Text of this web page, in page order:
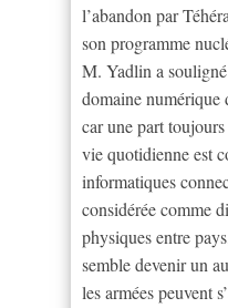
l’abandon par
son programme
M. Yadlin a
domaine numérique
car une part
vie quotidienne est
informatiques
considérée comme
physiques entre
semble devenir un
les armées peuvent